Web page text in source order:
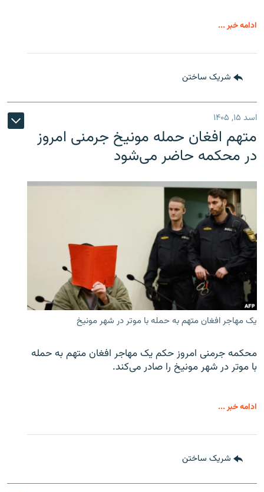
ادامه خبر ...
شریک ساختن
اسد ۱۵, ۱۴۰۵
متهم افغان حمله مونیخ جرمنی امروز
در محکمه حاضر می‌شود
یک مهاجر افغان متهم به حمله با موتر در شهر مونیخ
محکمه جرمنی امروز حکم یک مهاجر افغان متهم به حمله
با موتر در شهر مونیخ را صادر می‌کند.
ادامه خبر ...
شریک ساختن